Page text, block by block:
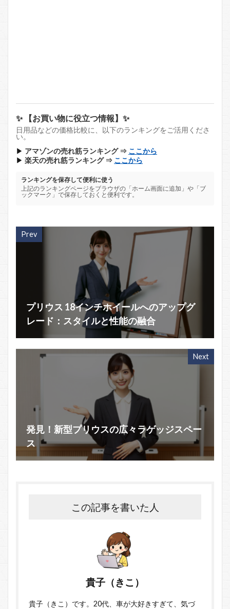
✨ 【お買い物に役立つ情報】✨
日用品などの価格比較に、以下のランキングをご活用くださ
い。
▶ アマゾンの売れ筋ランキング ⇒ ここから
▶ 楽天の売れ筋ランキング ⇒ ここから
ランキングを保存して便利に使う
上記のランキングページをブラウザの「ホーム画面に追加」や「ブ
ックマーク」で保存しておくと便利です。
Prev
プリウス 18インチホイールへのアップグ
レード：スタイルと性能の融合
Next
発見！新型プリウスの広々ラゲッジスペー
ス
この記事を書いた人
貴子（きこ）
貴子（きこ）です。20代、車が大好きすぎて、気づ